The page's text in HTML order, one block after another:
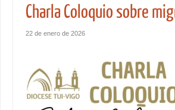
Charla Coloquio sobre
22 de enero de 2026